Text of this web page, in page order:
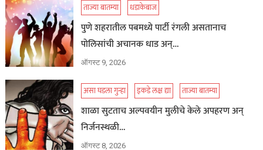
ताज्या बातम्या धडाकेबाज
पुणे शहरातील पबमध्ये पार्टी रंगली असतानाच
पोलिसांची अचानक धाड अन्…
ऑगस्ट 9, 2026
असा घडला गुन्हा इकडे लक्ष द्या ताज्या बातम्या
शाळा सुटताच अल्पवयीन मुलीचे केले अपहरण अन्
निर्जनस्थळी…
ऑगस्ट 8, 2026